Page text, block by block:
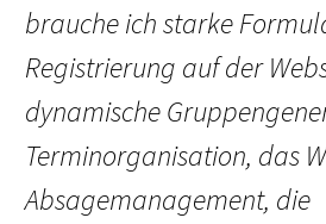
brauche ich starke
Registrierung auf der
dynamische
Terminorganisation, das
Absagemanagement, die